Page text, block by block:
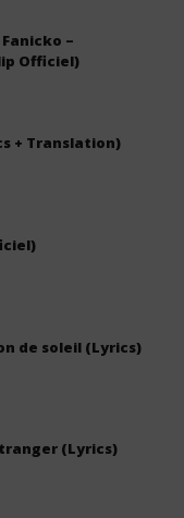
–
Officiel)
+ Translation)
de soleil (Lyrics)
(Lyrics)